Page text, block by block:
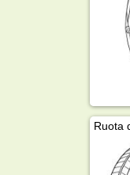
Ruota